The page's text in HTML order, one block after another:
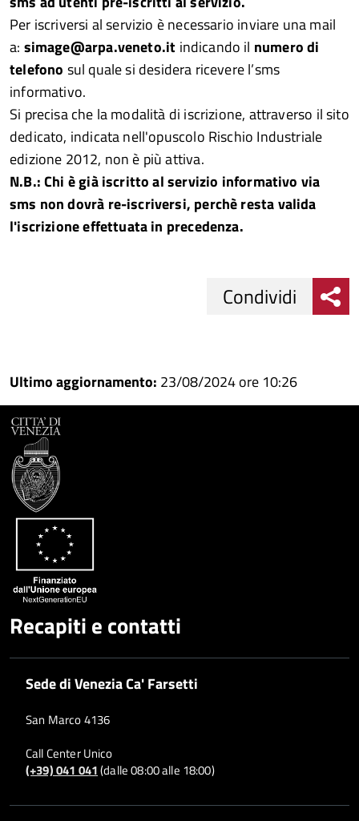
Per iscriversi al servizio è necessario inviare una mail
a: simage@arpa.veneto.it indicando il numero di
telefono sul quale si desidera ricevere l’sms
informativo.
Si precisa che la modalità di iscrizione, attraverso il sito
dedicato, indicata nell'opuscolo Rischio Industriale
edizione 2012, non è più attiva.
N.B.: Chi è già iscritto al servizio informativo via
sms non dovrà re-iscriversi, perchè resta valida
l'iscrizione effettuata in precedenza.
su
Facebook
Condividi
su
Condividi
Condividi
Ultimo aggiornamento: 23/08/2024 ore 10:26
Recapiti e contatti
Sede di Venezia Ca' Farsetti
San Marco 4136
Call Center Unico
(+39) 041 041(dalle 08:00 alle 18:00)